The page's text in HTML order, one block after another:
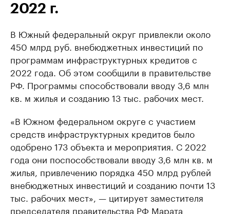
2022 г.
В Южный федеральный округ привлекли около
450 млрд руб. внебюджетных инвестиций по
программам инфраструктурных кредитов с
2022 года. Об этом сообщили в правительстве
РФ. Программы способствовали вводу 3,6 млн
кв. м жилья и созданию 13 тыс. рабочих мест.
«В Южном федеральном округе с участием
средств инфраструктурных кредитов было
одобрено 173 объекта и мероприятия. С 2022
года они поспособствовали вводу 3,6 млн кв. м
жилья, привлечению порядка 450 млрд рублей
внебюджетных инвестиций и созданию почти 13
тыс. рабочих мест», — цитирует заместителя
председателя правительства РФ Марата